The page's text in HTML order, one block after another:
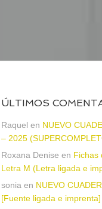
ÚLTIMOS
Raquel en NUEVO
– 2025
Roxana Denise en Fichas
Letra M (Letra ligada e
sonia en NUEVO
[Fuente ligada e imprenta]